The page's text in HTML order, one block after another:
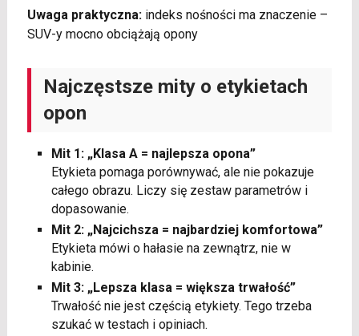
Uwaga praktyczna:indeks nośności ma znaczenie –
SUV-y mocno obciążają opony
Najczęstsze mity o etykietach
opon
Mit 1: „Klasa A = najlepsza opona”
Etykieta pomaga porównywać, ale nie pokazuje
całego obrazu. Liczy się zestaw parametrów i
dopasowanie.
Mit 2: „Najcichsza = najbardziej komfortowa”
Etykieta mówi o hałasie na zewnątrz, nie w
kabinie.
Mit 3: „Lepsza klasa = większa trwałość”
Trwałość nie jest częścią etykiety. Tego trzeba
szukać w testach i opiniach.